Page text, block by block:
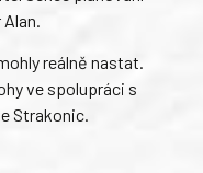
reálně nastat.
ve spolupráci s
Strakonic.